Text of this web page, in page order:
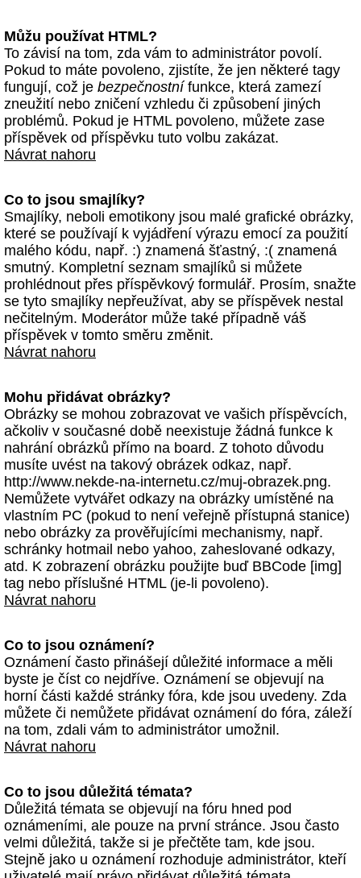
Můžu používat HTML?
To závisí na tom, zda vám to administrátor povolí.
Pokud to máte povoleno, zjistíte, že jen některé tagy
fungují, což je bezpečnostnífunkce, která zamezí
zneužití nebo zničení vzhledu či způsobení jiných
problémů. Pokud je HTML povoleno, můžete zase
příspěvek od příspěvku tuto volbu zakázat.
Návrat nahoru
Co to jsou smajlíky?
Smajlíky, neboli emotikony jsou malé grafické obrázky,
které se používají k vyjádření výrazu emocí za použití
malého kódu, např. :) znamená šťastný, :( znamená
smutný. Kompletní seznam smajlíků si můžete
prohlédnout přes příspěvkový formulář. Prosím, snažte
se tyto smajlíky nepřeužívat, aby se příspěvek nestal
nečitelným. Moderátor může také případně váš
příspěvek v tomto směru změnit.
Návrat nahoru
Mohu přidávat obrázky?
Obrázky se mohou zobrazovat ve vašich příspěvcích,
ačkoliv v současné době neexistuje žádná funkce k
nahrání obrázků přímo na board. Z tohoto důvodu
musíte uvést na takový obrázek odkaz, např.
http://www.nekde-na-internetu.cz/muj-obrazek.png.
Nemůžete vytvářet odkazy na obrázky umístěné na
vlastním PC (pokud to není veřejně přístupná stanice)
nebo obrázky za prověřujícími mechanismy, např.
schránky hotmail nebo yahoo, zaheslované odkazy,
atd. K zobrazení obrázku použijte buď BBCode [img]
tag nebo příslušné HTML (je-li povoleno).
Návrat nahoru
Co to jsou oznámení?
Oznámení často přinášejí důležité informace a měli
byste je číst co nejdříve. Oznámení se objevují na
horní části každé stránky fóra, kde jsou uvedeny. Zda
můžete či nemůžete přidávat oznámení do fóra, záleží
na tom, zdali vám to administrátor umožnil.
Návrat nahoru
Co to jsou důležitá témata?
Důležitá témata se objevují na fóru hned pod
oznámeními, ale pouze na první stránce. Jsou často
velmi důležitá, takže si je přečtěte tam, kde jsou.
Stejně jako u oznámení rozhoduje administrátor, kteří